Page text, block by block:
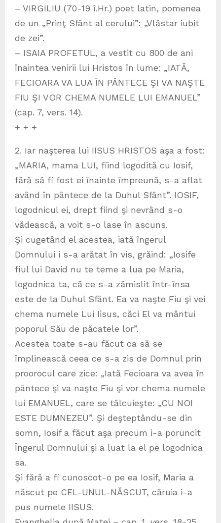
– VIRGILIU (70-19 î.Hr.) poet latin, pomenea
de un „Prinţ Sfânt al cerului”: „Vlăstar iubit
de zei”.
– ISAIA PROFETUL, a vestit cu 800 de ani
înaintea venirii lui Hristos în lume: „IATĂ,
FECIOARA VA LUA ÎN PÂNTECE ŞI VA NAŞTE
FIU ŞI VOR CHEMA NUMELE LUI EMANUEL”
(cap. 7, vers. 14).
+ + +
2. Iar naşterea lui IISUS HRISTOS aşa a fost:
„MARIA, mama LUI, fiind logodită cu Iosif,
fără să fi fost ei înainte împreună, s-a aflat
având în pântece de la Duhul Sfânt”. IOSIF,
logodnicul ei, drept fiind şi nevrând s-o
vădească, a voit s-o lase în ascuns.
Şi cugetând el acestea, iată îngerul
Domnului i s-a arătat în vis, grăind: „Iosife
fiul lui David nu te teme a lua pe Maria,
logodnica ta, că ce s-a zămislit într-însa
este de la Duhul Sfânt. Ea va naşte Fiu şi vei
chema numele Lui Iisus, căci El va mântui
poporul Său de păcatele lor”.
Acestea toate s-au făcut ca să se
împlinească ceea ce s-a zis de Domnul prin
proorocul care zice: „Iată Fecioara va avea în
pântece şi va naşte Fiu şi vor chema numele
lui EMANUEL, care se tâlcuieşte: „CU NOI
ESTE DUMNEZEU”. Şi deşteptându-se din
somn, Iosif a făcut aşa precum i-a poruncit
Îngerul Domnului şi a luat la el pe logodnica
sa.
Şi fără a fi cunoscot-o pe ea Iosif, Maria a
născut pe CEL-UNUL-NĂSCUT, căruia i-a
pus numele IISUS.